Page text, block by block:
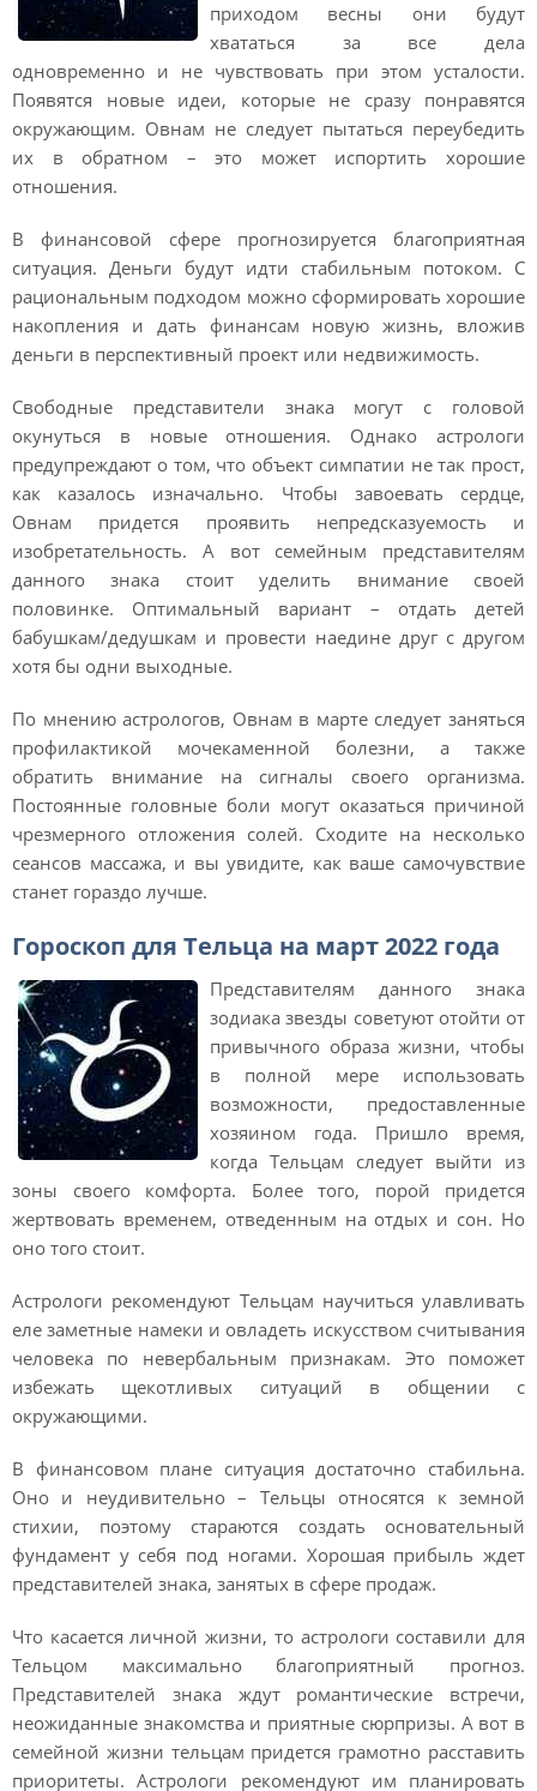
приходом весны они будут
хвататься за все дела
одновременно и не чувствовать при этом усталости.
Появятся новые идеи, которые не сразу понравятся
окружающим. Овнам не следует пытаться переубедить
их в обратном – это может испортить хорошие
отношения.
В финансовой сфере прогнозируется благоприятная
ситуация. Деньги будут идти стабильным потоком. С
рациональным подходом можно сформировать хорошие
накопления и дать финансам новую жизнь, вложив
деньги в перспективный проект или недвижимость.
Свободные представители знака могут с головой
окунуться в новые отношения. Однако астрологи
предупреждают о том, что объект симпатии не так прост,
как казалось изначально. Чтобы завоевать сердце,
Овнам придется проявить непредсказуемость и
изобретательность. А вот семейным представителям
данного знака стоит уделить внимание своей
половинке. Оптимальный вариант – отдать детей
бабушкам/дедушкам и провести наедине друг с другом
хотя бы одни выходные.
По мнению астрологов, Овнам в марте следует заняться
профилактикой мочекаменной болезни, а также
обратить внимание на сигналы своего организма.
Постоянные головные боли могут оказаться причиной
чрезмерного отложения солей. Сходите на несколько
сеансов массажа, и вы увидите, как ваше самочувствие
станет гораздо лучше.
Гороскоп для Тельца на март 2022 года
Представителям данного знака
зодиака звезды советуют отойти от
привычного образа жизни, чтобы
в полной мере использовать
возможности, предоставленные
хозяином года. Пришло время,
когда Тельцам следует выйти из
зоны своего комфорта. Более того, порой придется
жертвовать временем, отведенным на отдых и сон. Но
оно того стоит.
Астрологи рекомендуют Тельцам научиться улавливать
еле заметные намеки и овладеть искусством считывания
человека по невербальным признакам. Это поможет
избежать щекотливых ситуаций в общении с
окружающими.
В финансовом плане ситуация достаточно стабильна.
Оно и неудивительно – Тельцы относятся к земной
стихии, поэтому стараются создать основательный
фундамент у себя под ногами. Хорошая прибыль ждет
представителей знака, занятых в сфере продаж.
Что касается личной жизни, то астрологи составили для
Тельцом максимально благоприятный прогноз.
Представителей знака ждут романтические встречи,
неожиданные знакомства и приятные сюрпризы. А вот в
семейной жизни тельцам придется грамотно расставить
приоритеты. Астрологи рекомендуют им планировать